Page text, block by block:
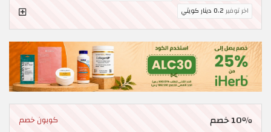
اخر توفير 0.2 دينار كويتي
10٪ خصم كوبون خصم